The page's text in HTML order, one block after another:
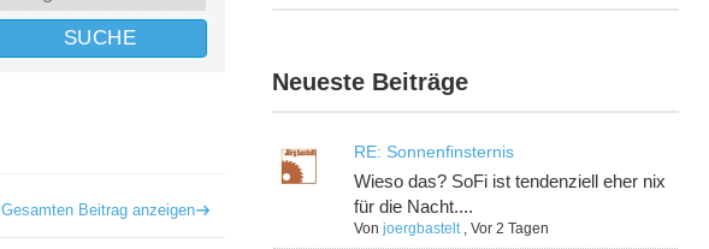
Gesamten Beitrag anzeigen
Neueste Beiträge
RE: Sonnenfinsternis
Wieso das? SoFi ist tendenziell eher nix
für die Nacht....
Vonjoergbastelt ,Vor 2 Tagen